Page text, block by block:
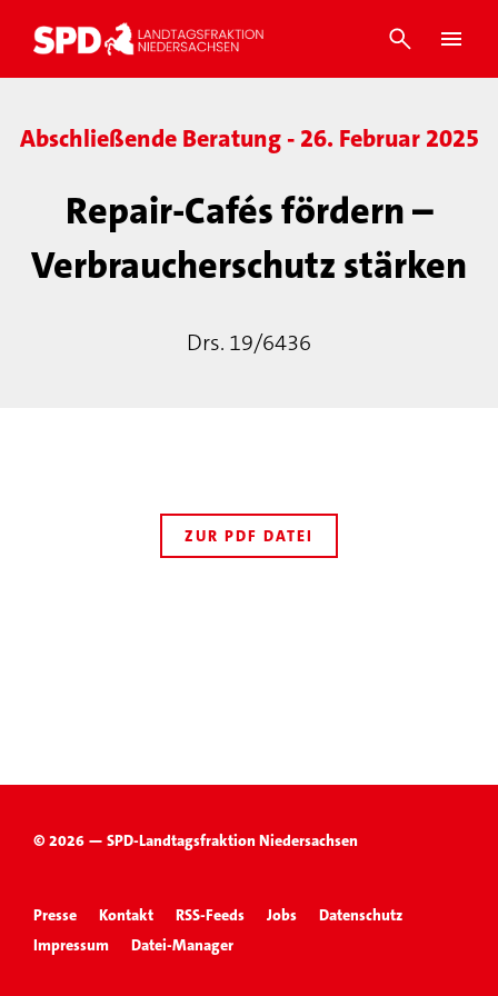
Abschließende Beratung - 26. Februar 2025
Repair-Cafés fördern –
Verbraucherschutz stärken
Drs. 19/6436
ZUR PDF DATEI
© 2026 — SPD-Landtagsfraktion Niedersachsen
Presse Kontakt RSS-Feeds Jobs
Datenschutz
Impressum
Datei-Manager